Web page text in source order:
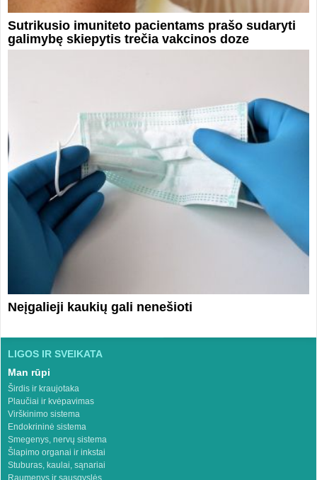
Sutrikusio imuniteto pacientams prašo sudaryti
galimybę skiepytis trečia vakcinos doze
Neįgalieji kaukių gali nenešioti
LIGOS IR SVEIKATA
Man rūpi
Širdis ir kraujotaka
Plaučiai ir kvėpavimas
Virškinimo sistema
Endokrininė sistema
Smegenys, nervų sistema
Šlapimo organai ir inkstai
Stuburas, kaulai, sąnariai
Raumenys ir sausgyslės